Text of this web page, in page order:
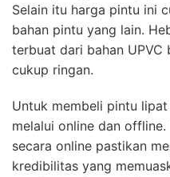
Selain itu harga pintu ini
bahan pintu yang lain.
terbuat dari bahan UPVC
cukup ringan.
Untuk membeli pintu
melalui online dan
secara online pastikan
kredibilitas yang